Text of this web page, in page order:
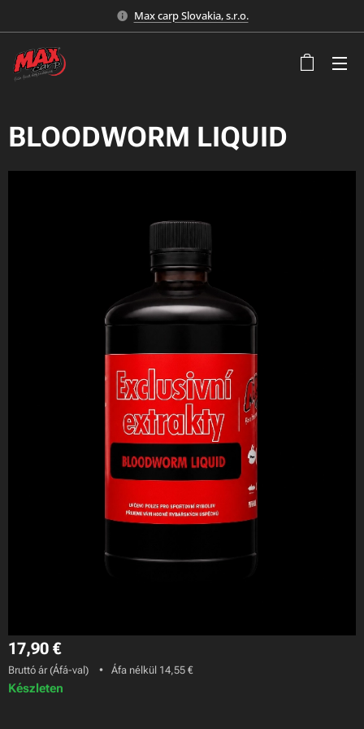
Max carp Slovakia, s.r.o.
BLOODWORM LIQUID
17,90 €
Bruttó ár (Áfá-val) Áfa nélkül 14,55 €
Készleten